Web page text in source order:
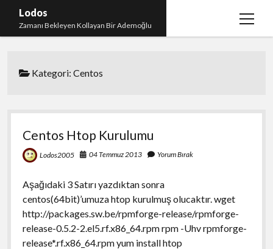
Lodos
Zamanı Bekleyen Kollayan Bir Ademoğlu
menüyü
test
Kategori:Centos
Centos Htop Kurulumu
Lodos2005 04 Temmuz 2013 Yorum Bırak
Aşağıdaki 3 Satırı yazdıktan sonra
centos(64bit)’umuza htop kurulmuş olucaktır. wget
http://packages.sw.be/rpmforge-release/rpmforge-
release-0.5.2-2.el5.rf.x86_64.rpm rpm -Uhv rpmforge-
release*.rf.x86_64.rpm yum install htop